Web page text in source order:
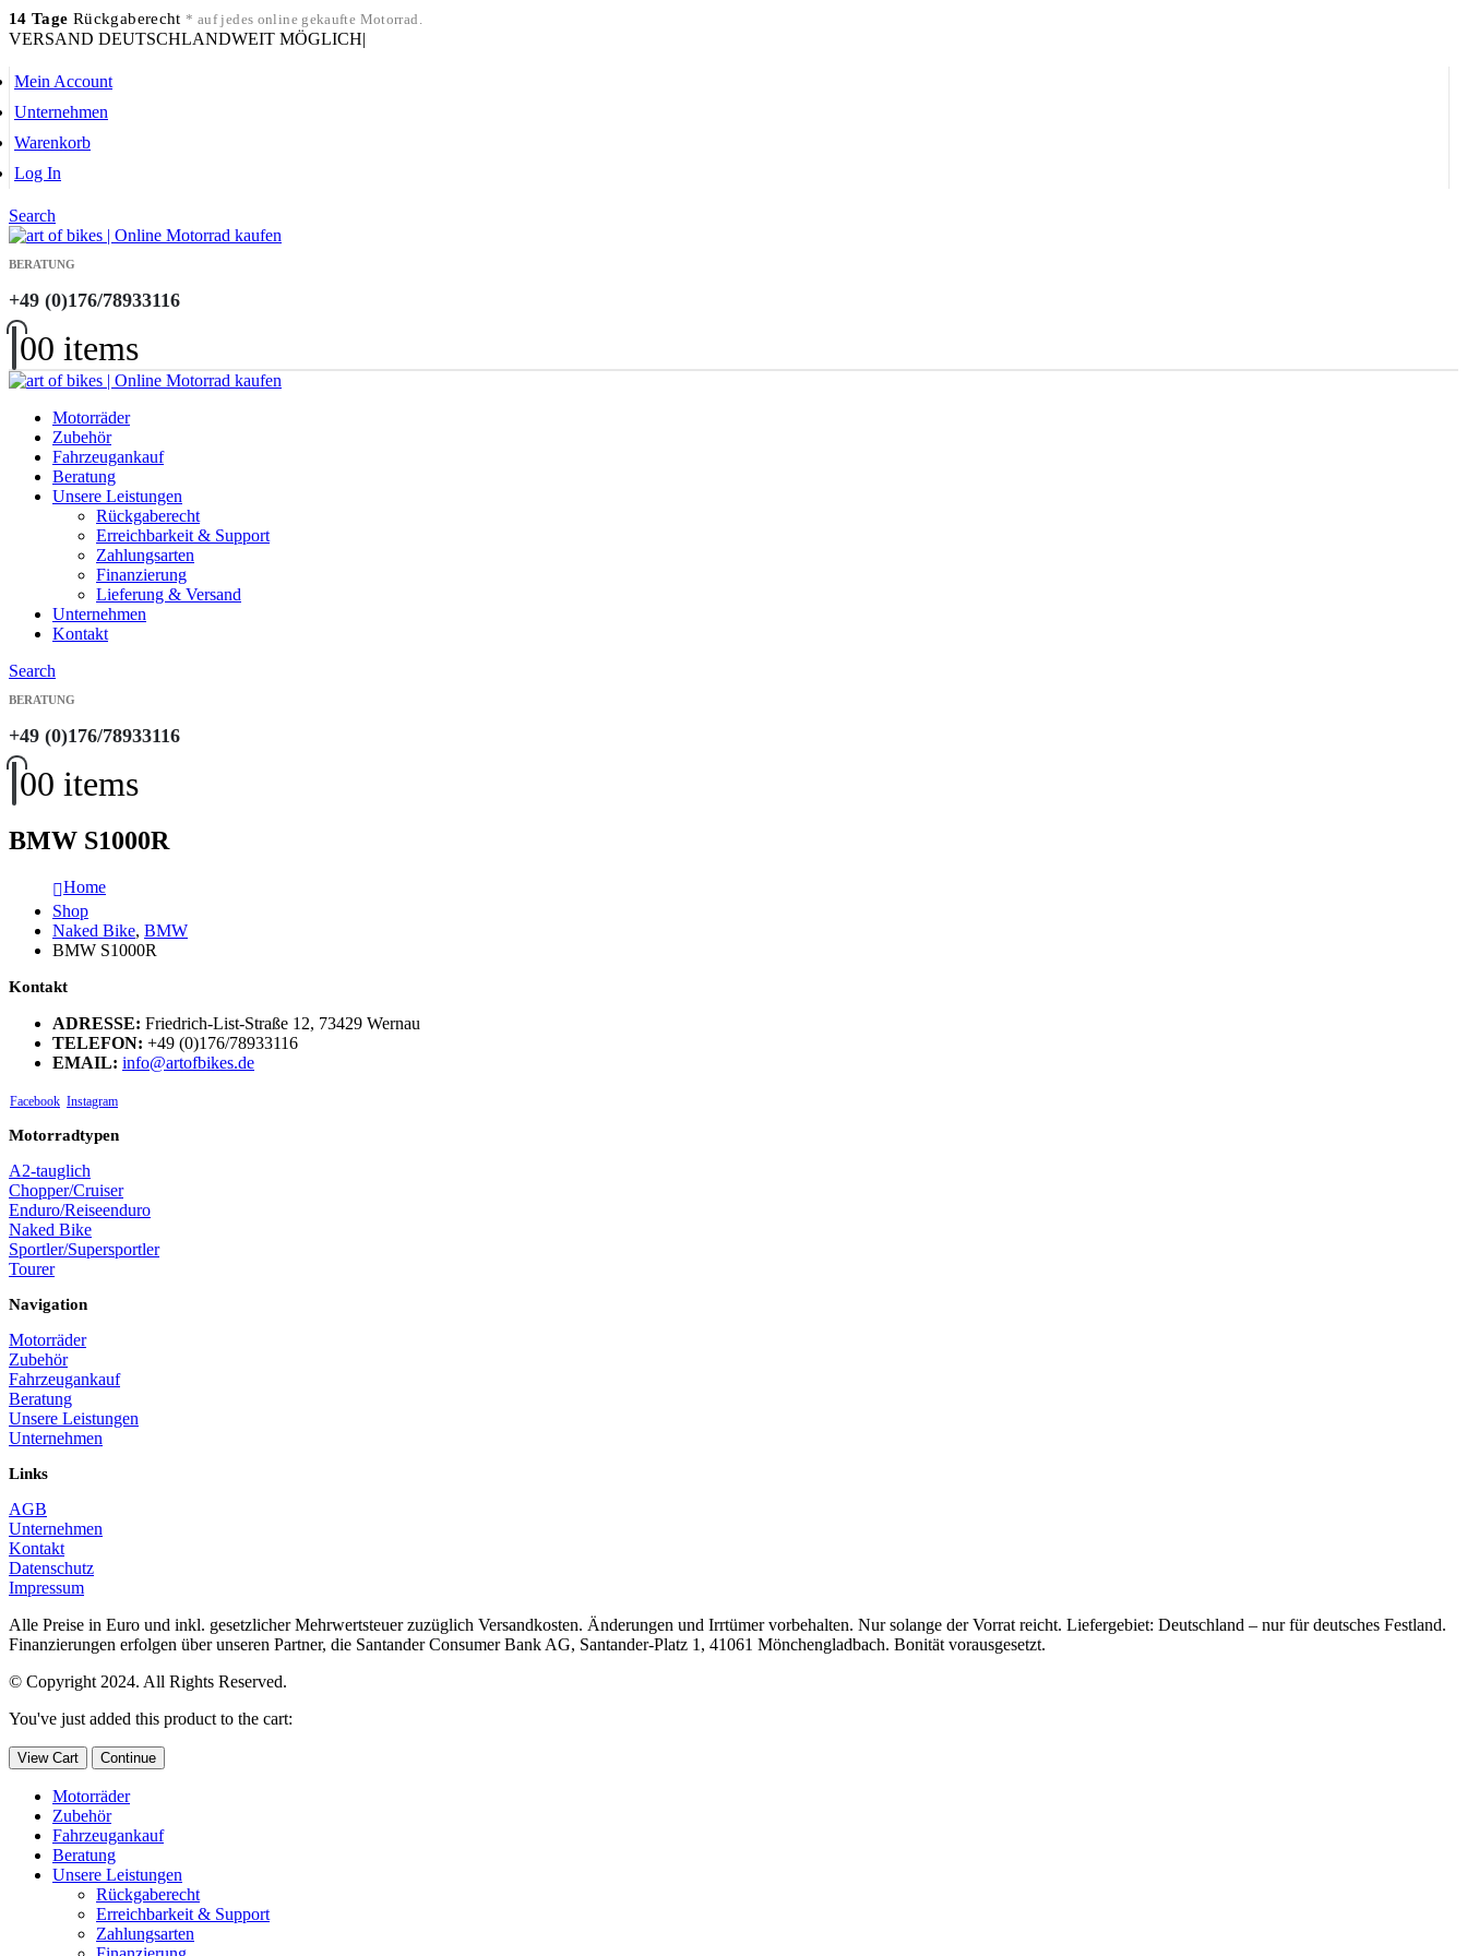
14 Tage Rückgaberecht * auf jedes online gekaufte Motorrad.
VERSAND DEUTSCHLANDWEIT MÖGLICH|
Mein Account
Unternehmen
Warenkorb
Log In
Search
BERATUNG
+49 (0)176/78933116
00 items
Motorräder
Zubehör
Fahrzeugankauf
Beratung
Unsere Leistungen
Rückgaberecht
Erreichbarkeit & Support
Zahlungsarten
Finanzierung
Lieferung & Versand
Unternehmen
Kontakt
Search
BERATUNG
+49 (0)176/78933116
00 items
BMW S1000R
Home
Shop
Naked Bike, BMW
BMW S1000R
Kontakt
ADRESSE: Friedrich-List-Straße 12, 73429 Wernau
TELEFON: +49 (0)176/78933116
EMAIL: info@artofbikes.de
Facebook Instagram
Motorradtypen
A2-tauglich
Chopper/Cruiser
Enduro/Reiseenduro
Naked Bike
Sportler/Supersportler
Tourer
Navigation
Motorräder
Zubehör
Fahrzeugankauf
Beratung
Unsere Leistungen
Unternehmen
Links
AGB
Unternehmen
Kontakt
Datenschutz
Impressum
Alle Preise in Euro und inkl. gesetzlicher Mehrwertsteuer zuzüglich Versandkosten. Änderungen und Irrtümer vorbehalten. Nur solange der Vorrat reicht. Liefergebiet: Deutschland – nur für deutsches Festland.
Finanzierungen erfolgen über unseren Partner, die Santander Consumer Bank AG, Santander-Platz 1, 41061 Mönchengladbach. Bonität vorausgesetzt.
© Copyright 2024. All Rights Reserved.
You've just added this product to the cart:
View Cart Continue
Motorräder
Zubehör
Fahrzeugankauf
Beratung
Unsere Leistungen
Rückgaberecht
Erreichbarkeit & Support
Zahlungsarten